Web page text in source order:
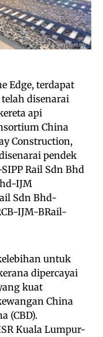
Edge, terdapat
disenarai
api
China
Construction,
pendek
Rail Sdn Bhd
IJM
Sdn Bhd-
IJM-BRail-
untuk
dipercayai
kuat
China
(CBD).
Kuala Lumpur-